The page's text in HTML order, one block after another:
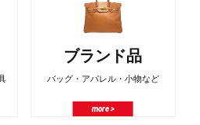
ブランド品
バッグ・アパレル・小物など
more >